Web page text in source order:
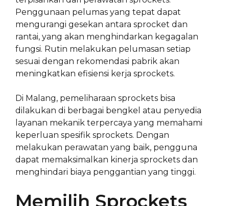
Penggunaan pelumas yang tepat dapat
mengurangi gesekan antara sprocket dan
rantai, yang akan menghindarkan kegagalan
fungsi. Rutin melakukan pelumasan setiap
sesuai dengan rekomendasi pabrik akan
meningkatkan efisiensi kerja sprockets.
Di Malang, pemeliharaan sprockets bisa
dilakukan di berbagai bengkel atau penyedia
layanan mekanik terpercaya yang memahami
keperluan spesifik sprockets. Dengan
melakukan perawatan yang baik, pengguna
dapat memaksimalkan kinerja sprockets dan
menghindari biaya penggantian yang tinggi.
Memilih Sprockets